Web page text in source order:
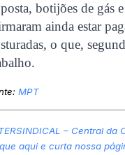
botijões de gás
ainda estar
o que,
MPT
– Central da
aqui e curta nossa